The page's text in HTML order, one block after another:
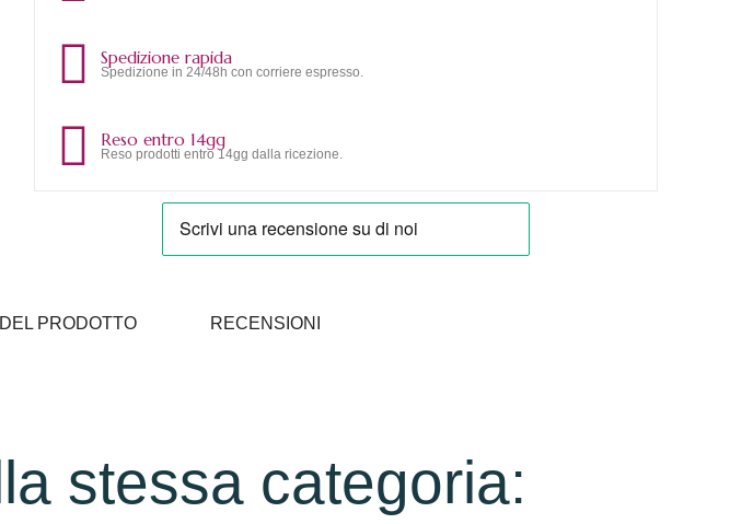
Spedizione rapida
Spedizione in 24/48h con corriere espresso.
Reso entro 14gg
Reso prodotti entro 14gg dalla ricezione.
PRODOTTO RECENSIONI
stessa categoria: